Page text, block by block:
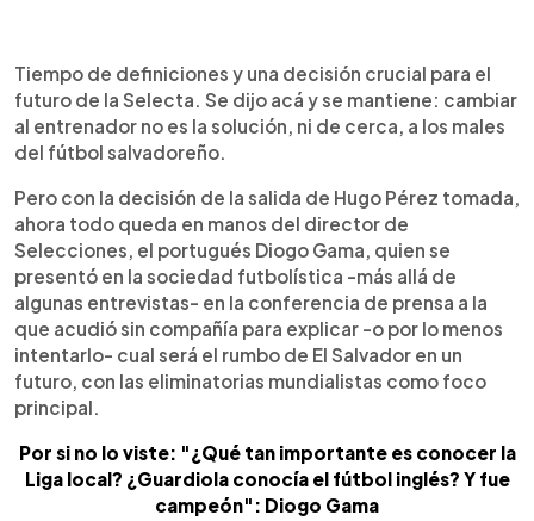
Escuchar artículo
Tiempo de definiciones y una decisión crucial para el
futuro de la Selecta. Se dijo acá y se mantiene: cambiar
al entrenador no es la solución, ni de cerca, a los males
del fútbol salvadoreño.
Pero con la decisión de la salida de Hugo Pérez tomada,
ahora todo queda en manos del director de
Selecciones, el portugués Diogo Gama, quien se
presentó en la sociedad futbolística -más allá de
algunas entrevistas- en la conferencia de prensa a la
que acudió sin compañía para explicar -o por lo menos
intentarlo- cual será el rumbo de El Salvador en un
futuro, con las eliminatorias mundialistas como foco
principal.
Por si no lo viste: "¿Qué tan importante es conocer la
Liga local? ¿Guardiola conocía el fútbol inglés? Y fue
campeón": Diogo Gama